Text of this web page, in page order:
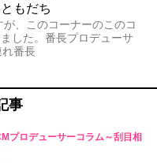
もだち
、このコーナーのこのコ
した。番長プロデューサ
番長
事
プロデューサーコラム～刮目相